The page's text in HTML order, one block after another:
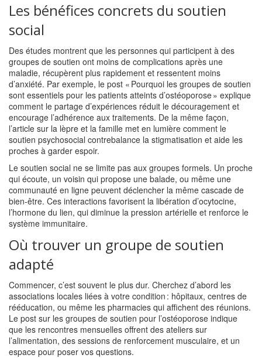
Les bénéfices concrets du soutien
social
Des études montrent que les personnes qui participent à des
groupes de soutien ont moins de complications après une
maladie, récupèrent plus rapidement et ressentent moins
d’anxiété. Par exemple, le post « Pourquoi les groupes de soutien
sont essentiels pour les patients atteints d’ostéoporose » explique
comment le partage d’expériences réduit le découragement et
encourage l’adhérence aux traitements. De la même façon,
l’article sur la lèpre et la famille met en lumière comment le
soutien psychosocial contrebalance la stigmatisation et aide les
proches à garder espoir.
Le soutien social ne se limite pas aux groupes formels. Un proche
qui écoute, un voisin qui propose une balade, ou même une
communauté en ligne peuvent déclencher la même cascade de
bien‑être. Ces interactions favorisent la libération d’ocytocine,
l’hormone du lien, qui diminue la pression artérielle et renforce le
système immunitaire.
Où trouver un groupe de soutien
adapté
Commencer, c’est souvent le plus dur. Cherchez d’abord les
associations locales liées à votre condition : hôpitaux, centres de
rééducation, ou même les pharmacies qui affichent des réunions.
Le post sur les groupes de soutien pour l’ostéoporose indique
que les rencontres mensuelles offrent des ateliers sur
l’alimentation, des sessions de renforcement musculaire, et un
espace pour poser vos questions.